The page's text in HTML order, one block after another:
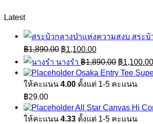
Latest
สระบั
฿1,890.00 Original
price
was:
฿1,890.00.
฿1,100.00Current
price
is:
฿1,100.00.
นางรำ ฿1,890.00 Original
price
was:
฿1,890.00.
฿1,100.00
Osaka Entry Tee
ให้คะแนน 4.00 ตั้งแต่ 1-5 คะแนน
฿29.00
All Star Canvas Hi
ให้คะแนน 4.33 ตั้งแต่ 1-5 คะแนน